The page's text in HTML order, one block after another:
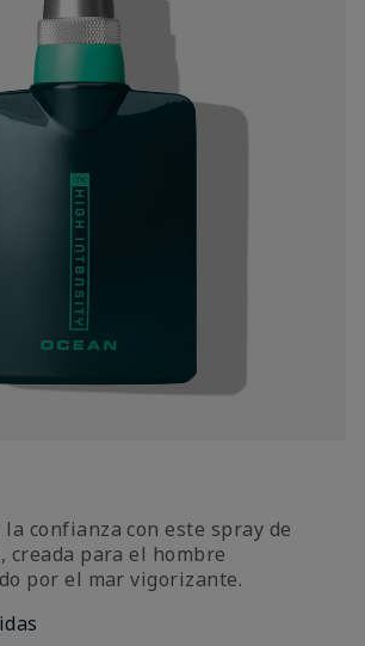
confianza con este spray de
creada para el hombre
por el mar vigorizante.